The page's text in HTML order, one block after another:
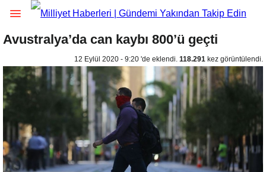
Avustralya’da can kaybı 800’ü geçti
12 Eylül 2020 - 9:20 'de eklendi. 118.291 kez görüntülendi.